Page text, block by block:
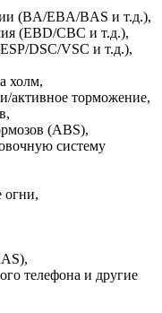
(BA/EBA/BAS и т.д.),
(EBD/CBC и т.д.),
DSC/VSC и т.д.),
холм,
активное торможение,
(ABS),
систему
огни,
телефона и другие